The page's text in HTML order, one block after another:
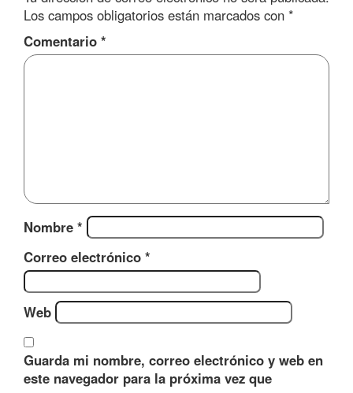
Los campos obligatorios están marcados con *
Comentario *
Nombre *
Correo electrónico *
Web
Guarda mi nombre, correo electrónico y web en
este navegador para la próxima vez que